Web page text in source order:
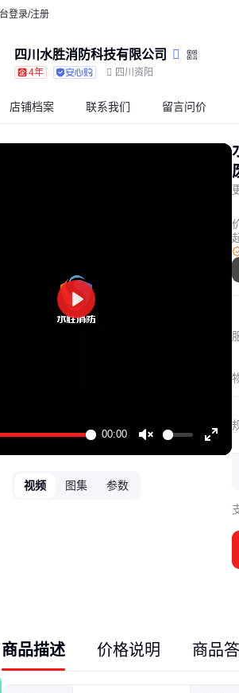
登录/注册
四川水胜消防科技有限公司
4年 四川资阳
店铺档案 联系我们 留言问价
00:00
Enter
Play
视频 图集 参数
商品描述 价格说明 商品